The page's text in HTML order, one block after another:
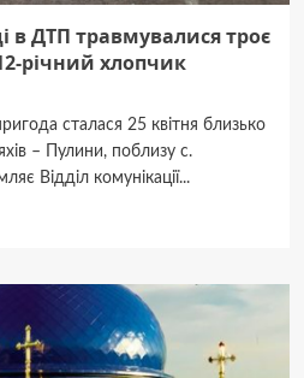
в ДТП травмувалися троє
річний хлопчик
сталася 25 квітня близько
– Пулини, поблизу с.
Відділ комунікації...